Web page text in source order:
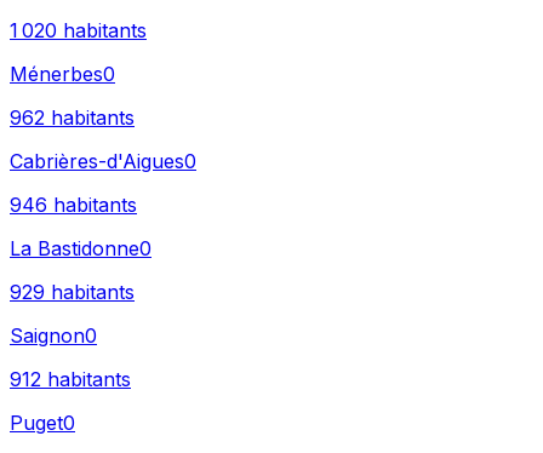
1 020 habitants
Ménerbes0
962 habitants
Cabrières-d'Aigues0
946 habitants
La Bastidonne0
929 habitants
Saignon0
912 habitants
Puget0